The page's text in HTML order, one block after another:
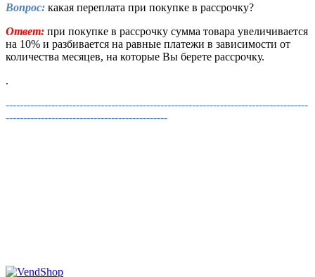
Вопрос: какая переплата при покупке в рассрочку?
Ответ: при покупке в рассрочку сумма товара увеличивается
на 10% и разбивается на равные платежи в зависимости от
количества месяцев, на которые Вы берете рассрочку.
.
--------------------------------------------------------------------------------------
----------------------------------------------